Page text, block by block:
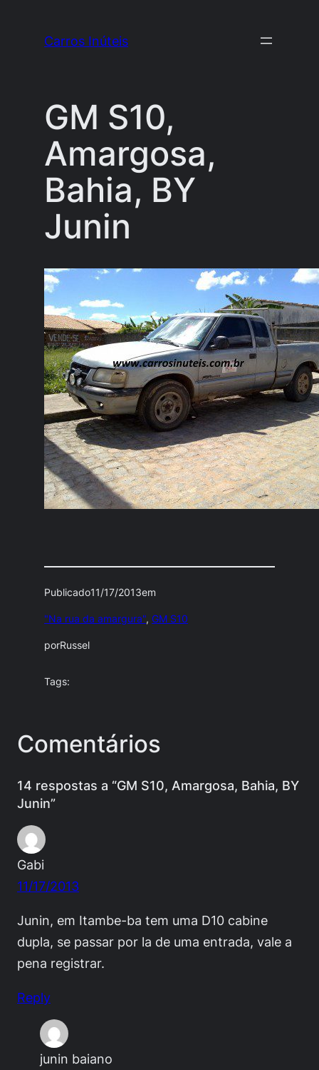
Carros Inúteis
GM S10,
Amargosa,
Bahia, BY
Junin
Publicado11/17/2013em
"Na rua da amargura", GM S10
porRussel
Tags:
Comentários
14 respostas a “GM S10, Amargosa, Bahia, BY
Junin”
Gabi
11/17/2013
Junin, em Itambe-ba tem uma D10 cabine
dupla, se passar por la de uma entrada, vale a
pena registrar.
Reply
junin baiano